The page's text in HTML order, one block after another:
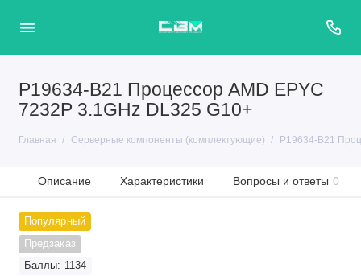
P19634-B21 Процессор AMD EPYC
7232P 3.1GHz DL325 G10+
Главная Серверные компоненты (комплектующие) P19634-B21
Описание Характеристики Вопросы и ответы 0
Популярный
Предзаказ
Баллы: 1134